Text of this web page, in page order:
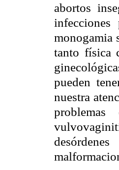
abortos
infecciones
monogamia
tanto física
pueden
nuestra